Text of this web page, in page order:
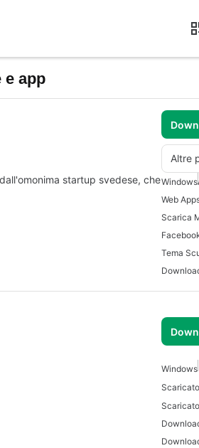
e app
Altre
startup svedese, cheWindows
Web
Scarica
Tema
Windows